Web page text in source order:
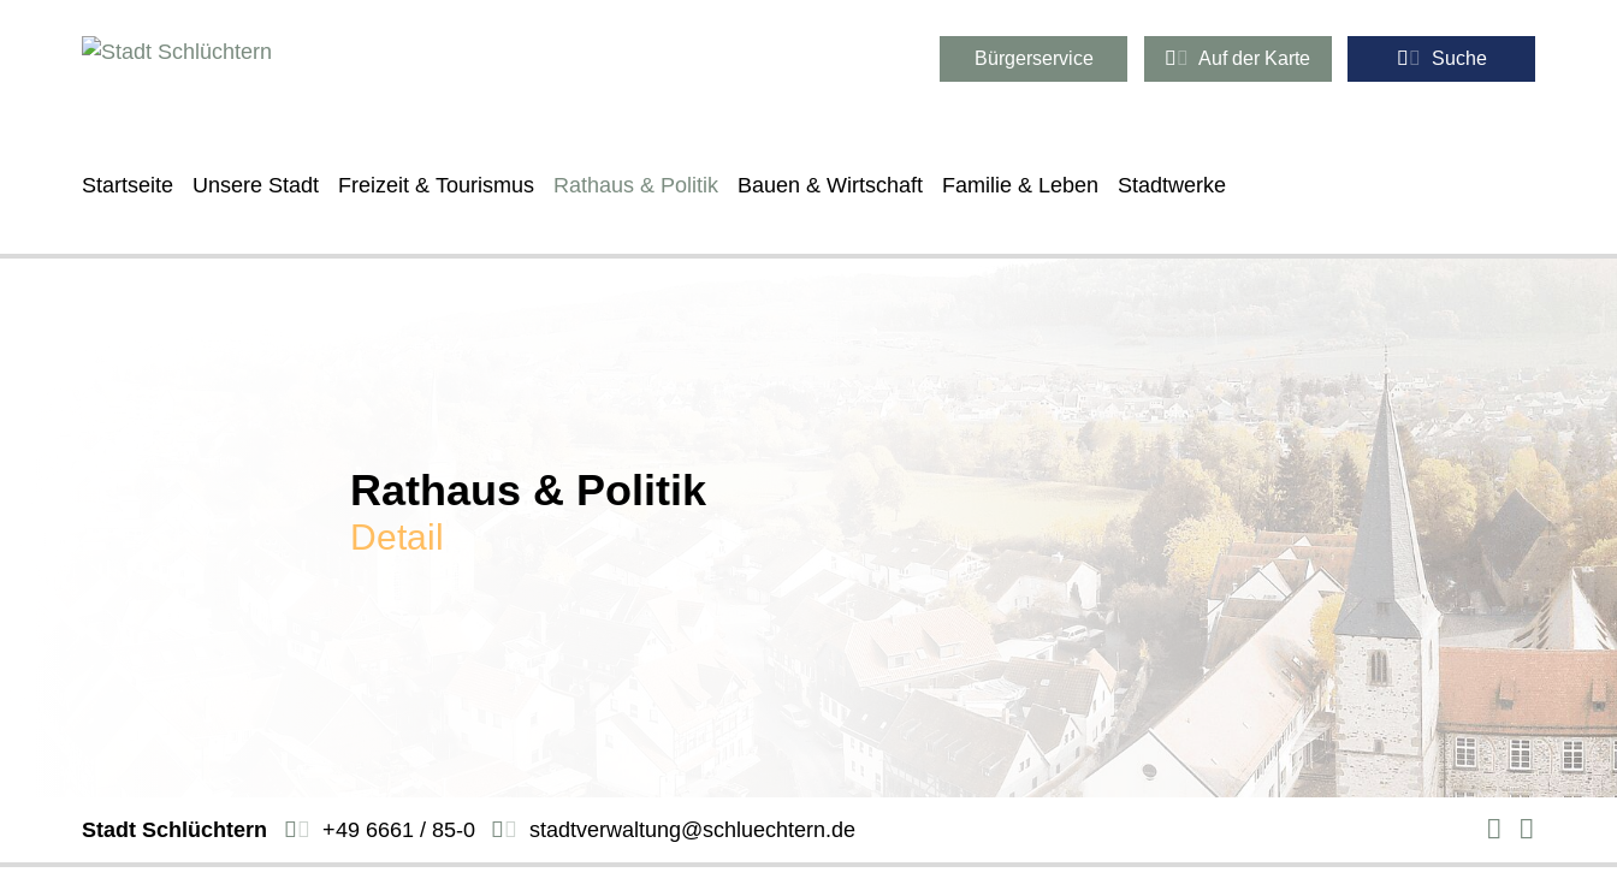
Bürgerservice Auf der Karte Suche
Startseite Unsere Stadt Freizeit & Tourismus Rathaus & Politik Bauen & Wirtschaft Familie & Leben Stadtwerke
Rathaus & Politik
Detail
Stadt Schlüchtern +49 6661 / 85-0 stadtverwaltung@schluechtern.de